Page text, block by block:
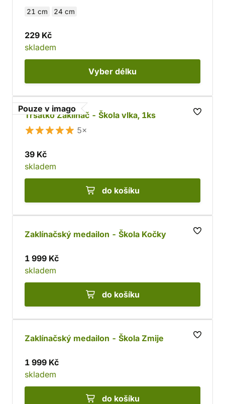
21 cm 24 cm
229 Kč
skladem
Vyber délku
Pouze v imago
Trsátko Zaklínač - Škola vlka, 1ks
5×
39 Kč
skladem
do košíku
Zaklínačský medailon - Škola Kočky
1 999 Kč
skladem
do košíku
Zaklínačský medailon - Škola Zmije
1 999 Kč
skladem
do košíku